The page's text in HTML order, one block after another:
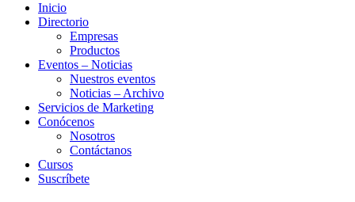
Inicio
Directorio
Empresas
Productos
Eventos – Noticias
Nuestros eventos
Noticias – Archivo
Servicios de Marketing
Conócenos
Nosotros
Contáctanos
Cursos
Suscríbete